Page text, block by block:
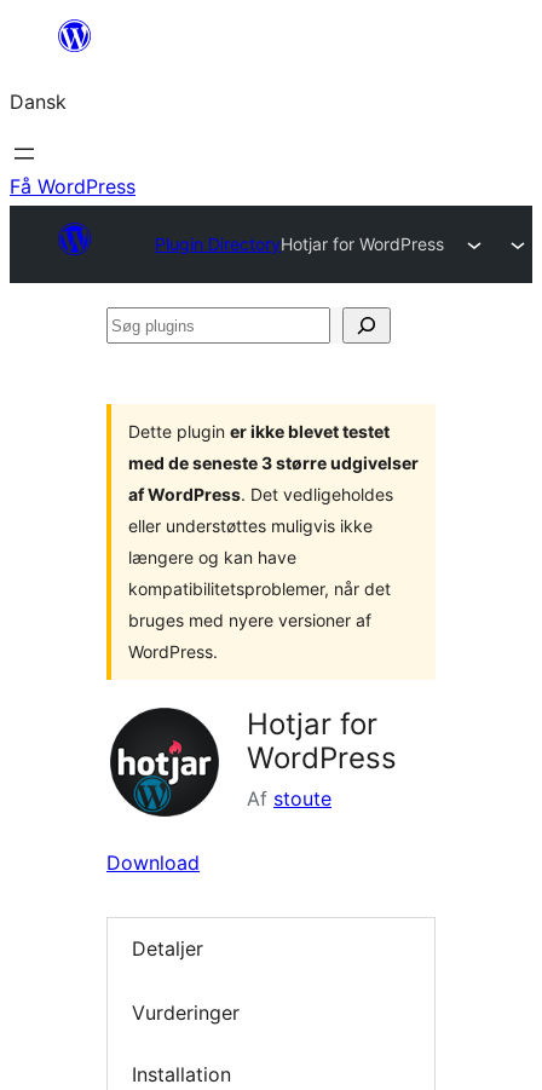
Spring
indhold
Dansk
Få WordPress
Plugin DirectoryHotjar for WordPress
Søg
Dette plugin er ikke blevet testet
med de seneste 3 større udgivelser
af WordPress. Det vedligeholdes
eller understøttes muligvis ikke
længere og kan have
kompatibilitetsproblemer, når det
bruges med nyere versioner af
WordPress.
Hotjar for
WordPress
Af stoute
Download
Detaljer
Vurderinger
Installation